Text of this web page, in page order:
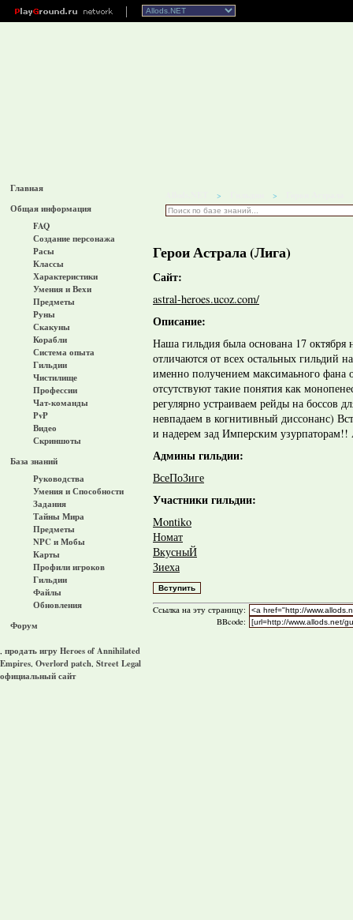
Главная
Общая информация
FAQ
Создание персонажа
Расы
Классы
Характеристики
Умения и Вехи
Предметы
Руны
Скакуны
Корабли
Система опыта
Гильдии
Чистилище
Профессии
Чат-команды
PvP
Видео
Скриншоты
База знаний
Руководства
Умения и Способности
Задания
Тайны Мира
Предметы
NPC и Мобы
Карты
Профили игроков
Гильдии
Файлы
Обновления
Форум
, продать игру Heroes of Annihilated
Empires, Overlord patch, Street Legal
официальный сайт
> >
Герои Астрала (Лига)
Сайт:
astral-heroes.ucoz.com/
Описание:
Наша гильдия была основана 17 октября
отличаются от всех остальных гильдий
именно получением максимаьного
отсутствуют такие понятия как
регулярно устраиваем рейды на боссов
невпадаем в когнитивный диссонанс)
и надерем зад Имперским
Админы гильдии:
ВсеПоЗиге
Участники гильдии:
Montiko
Номат
ВкусныЙ
Зиеха
Cсылка на эту страницу:
BBcode: